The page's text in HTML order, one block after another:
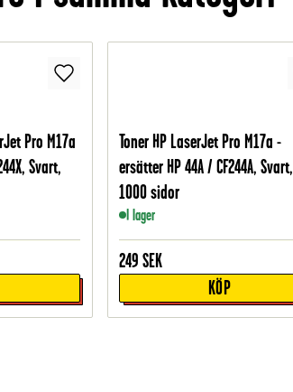
Pro M17a
Svart,
Toner HP LaserJet Pro M17a -
ersätter HP 44A / CF244A, Svart,
1000 sidor
I lager
249 SEK
KÖP